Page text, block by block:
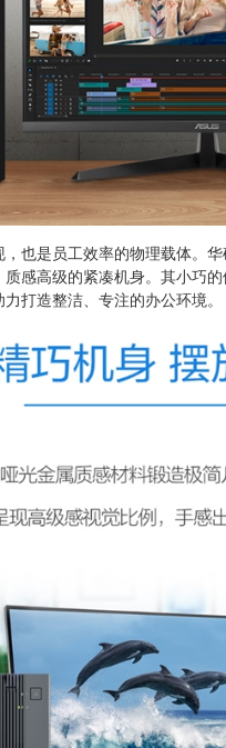
也是员工效率的物理载体。
感高级的紧凑机身。其小巧
打造整洁、专注的办公环境。